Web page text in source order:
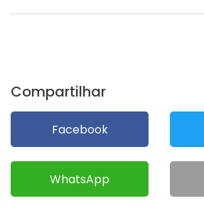
Compartilhar
Facebook
WhatsApp